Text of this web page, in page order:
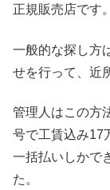
正規販売店です。
一般的な探し方
せを行って、近
管理人はこの方
号で工賃込み17
一括払いしかで
た。